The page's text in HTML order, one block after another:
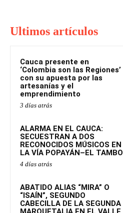
Ultimos artículos
Cauca presente en
‘Colombia son las Regiones’
con su apuesta por las
artesanías y el
emprendimiento
3 días atrás
ALARMA EN EL CAUCA:
SECUESTRAN A DOS
RECONOCIDOS MÚSICOS EN
LA VÍA POPAYÁN–EL TAMBO
4 días atrás
ABATIDO ALIAS “MIRA” O
“ISAÍN”, SEGUNDO
CABECILLA DE LA SEGUNDA